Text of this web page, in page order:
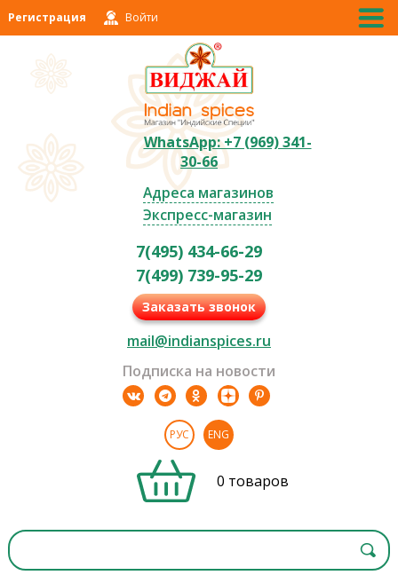
Регистрация Войти
WhatsApp: +7 (969) 341-
30-66
Адреса магазинов
Экспресс-магазин
7(495) 434-66-29
7(499) 739-95-29
Заказать звонок
mail@indianspices.ru
Подписка на новости
РУС ENG
0 товаров